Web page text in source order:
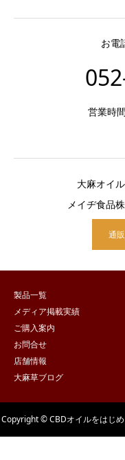
お電
営業時
大麻オイ
メイヂ食品
通
製品一覧
メディア掲載実績
ご購入案内
お問合せ
店舗情報
大麻草ブログ
Copyright © CBDオイルをはじ